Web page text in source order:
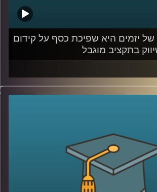
יזמים היא שפיכת כסף על קידום
בתקציב מוגבל
של מייזמים בתחילת דרכם הוא לרוב
רייכמן, מרצה בבית הספר ליזמות, מנהל
האזינו לחלק השני של השיחה.